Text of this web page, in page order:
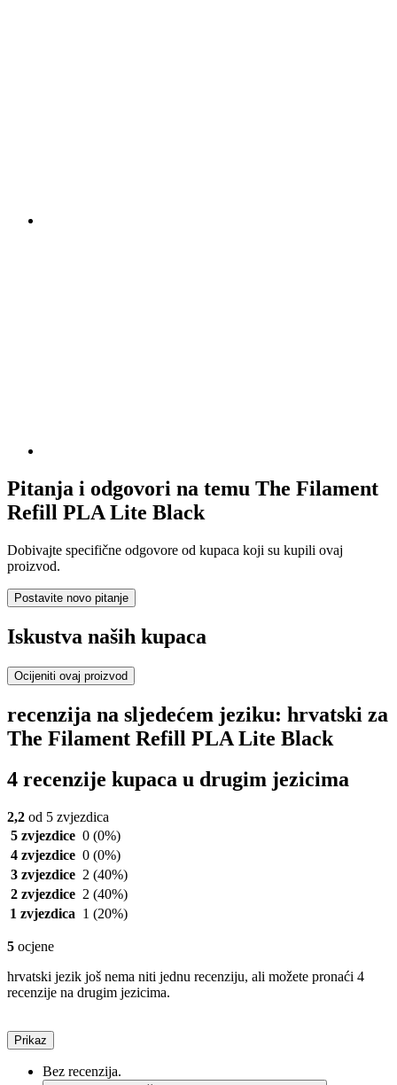
Pitanja i odgovori na temu The Filament
Refill PLA Lite Black
Dobivajte specifične odgovore od kupaca koji su kupili ovaj
proizvod.
Postavite novo pitanje
Iskustva naših kupaca
Ocijeniti ovaj proizvod
recenzija na sljedećem jeziku: hrvatski za
The Filament Refill PLA Lite Black
4 recenzije kupaca u drugim jezicima
2,2 od 5 zvjezdica
5 zvjezdice 0 (0%)
4 zvjezdice 0 (0%)
3 zvjezdice 2 (40%)
2 zvjezdice 2 (40%)
1 zvjezdica 1 (20%)
5 ocjene
hrvatski jezik još nema niti jednu recenziju, ali možete pronaći 4
recenzije na drugim jezicima.
Prikaz
Bez recenzija.